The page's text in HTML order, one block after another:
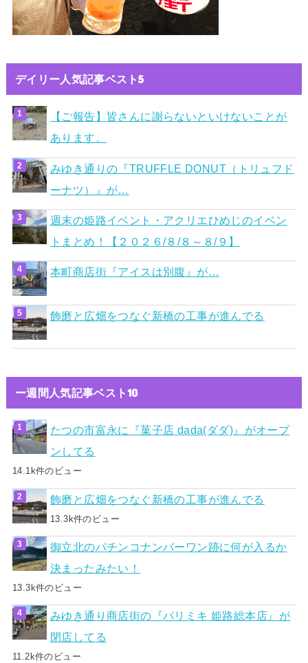
デイリー人気記事ベスト5
【ご報告】皆さんに謝らないといけないことが
あります。
みゆき通りの『TRUFFLE DONUT（トリュフド
ーナツ）』が…
週末の姫路イベント・アクリエひめじのイベン
トまとめ！【２０２６/８/８～８/９】
本町商店街『アイスは別腹』が…
飾磨と広畑をつなぐ新橋の工事が進んでる
ー週間人気記事ベスト10
たつの市富永に『菓子店 dada(ダダ)』がオープ
ンしてる
14.1k件のビュー
飾磨と広畑をつなぐ新橋の工事が進んでる
13.3k件のビュー
御立北のパチンコナンバーワン跡に何が入るか
決まったみたい！
13.3k件のビュー
みゆき通り商店街の『パリミキ 姫路総本店』が
閉店してる
11.2k件のビュー